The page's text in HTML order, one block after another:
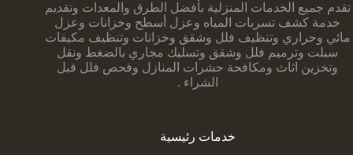
تقدم جميع الخدمات المنزلية بأفضل الطرق والمعدات وتقديم
خدمة كشف تسربات المياه وعزل أسطح وخزانات وعزل
مائي وحراري وتنظيف فلل وشقق وخزانات وتنظيف مكيفات
سبلت وترميم فلل وشقق وتسليك مجاري بالضغط ونقل
وتخزين اثاث ومكافحة حشرات المنازل وفحص فلل قبل
الشراء .
خدمات رئيسية